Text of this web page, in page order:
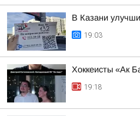
В Казани
19:03
Хоккеисты «Ак
19:18